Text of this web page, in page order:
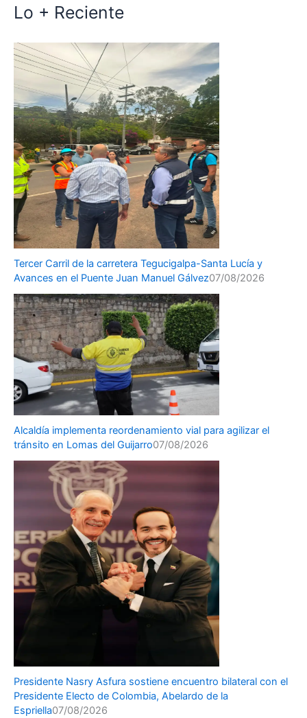
Lo + Reciente
Tercer Carril de la carretera Tegucigalpa-Santa Lucía y
Avances en el Puente Juan Manuel Gálvez07/08/2026
Alcaldía implementa reordenamiento vial para agilizar el
tránsito en Lomas del Guijarro07/08/2026
Presidente Nasry Asfura sostiene encuentro bilateral con el
Presidente Electo de Colombia, Abelardo de la
Espriella07/08/2026